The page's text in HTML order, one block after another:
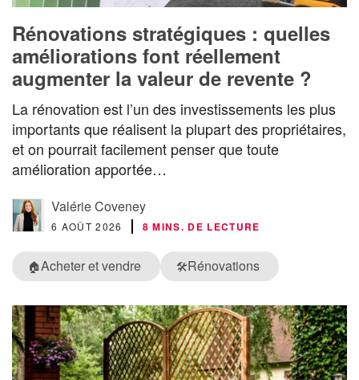
Rénovations stratégiques : quelles
améliorations font réellement
augmenter la valeur de revente ?
La rénovation est l’un des investissements les plus
importants que réalisent la plupart des propriétaires,
et on pourrait facilement penser que toute
amélioration apportée…
Valérie Coveney
6 AOÛT 2026 8 MINS. DE LECTURE
🏠Acheter et vendre 🛠️Rénovations